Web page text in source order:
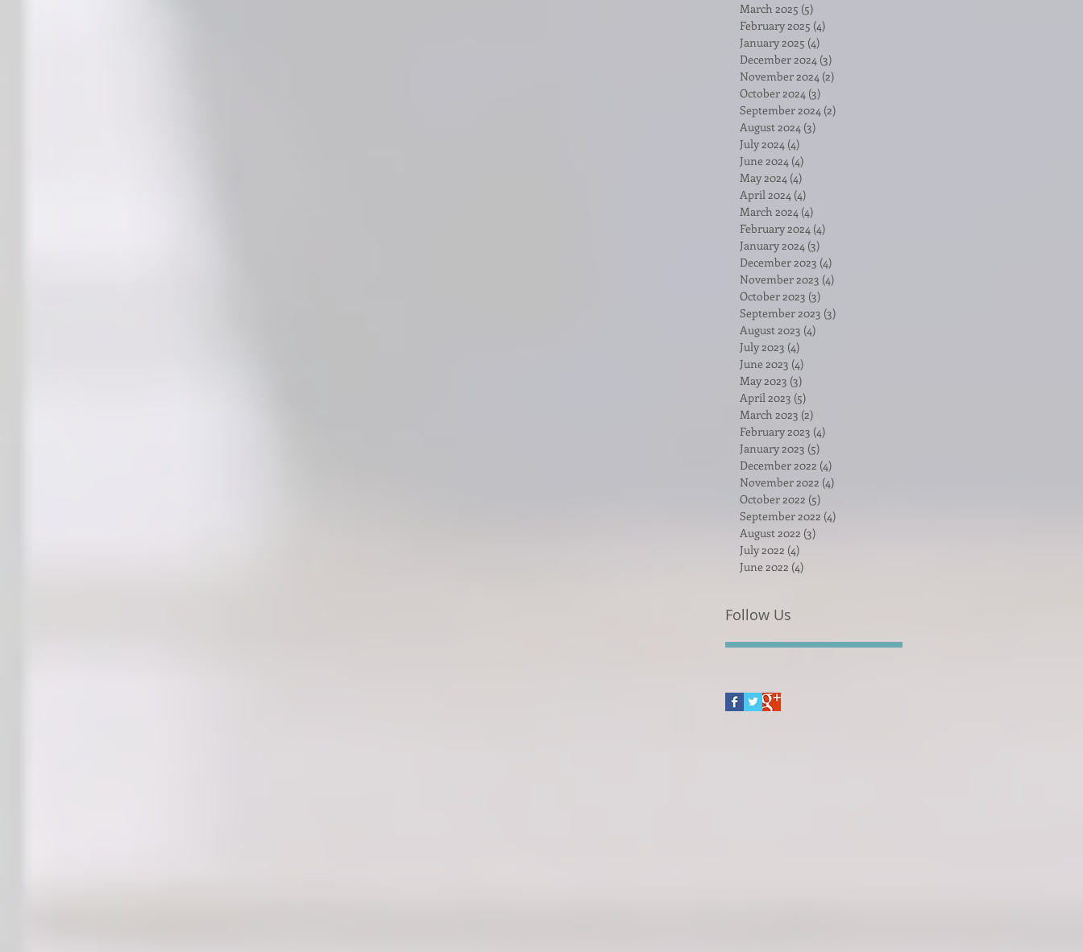
March 2025 (5)
February 2025 (4)
January 2025 (4)
December 2024 (3)
November 2024 (2)
October 2024 (3)
September 2024 (2)
August 2024 (3)
July 2024 (4)
June 2024 (4)
May 2024 (4)
April 2024 (4)
March 2024 (4)
February 2024 (4)
January 2024 (3)
December 2023 (4)
November 2023 (4)
October 2023 (3)
September 2023 (3)
August 2023 (4)
July 2023 (4)
June 2023 (4)
May 2023 (3)
April 2023 (5)
March 2023 (2)
February 2023 (4)
January 2023 (5)
December 2022 (4)
November 2022 (4)
October 2022 (5)
September 2022 (4)
August 2022 (3)
July 2022 (4)
June 2022 (4)
Follow Us